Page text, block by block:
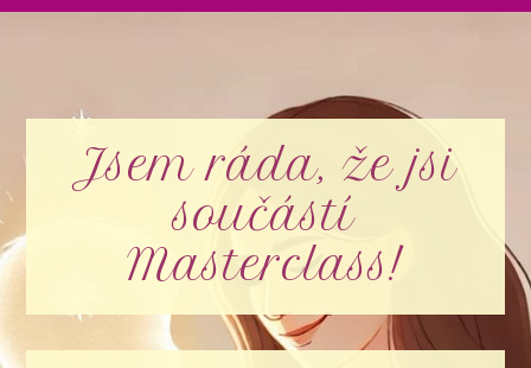
Jsem ráda, že jsi
součástí
Masterclass!